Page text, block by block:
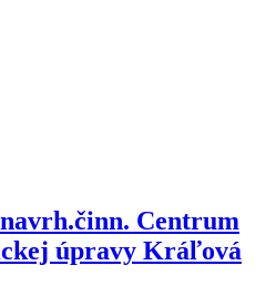
Centrum
úpravy Kráľová